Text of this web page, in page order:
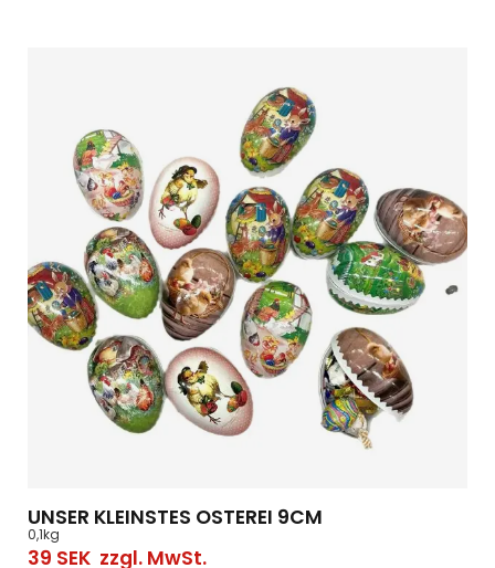
UNSER KLEINSTES OSTEREI 9CM
0,1kg
39 SEKzzgl. MwSt.